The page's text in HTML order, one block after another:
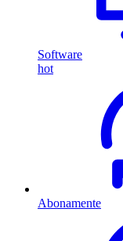
Software
hot
Abonamente